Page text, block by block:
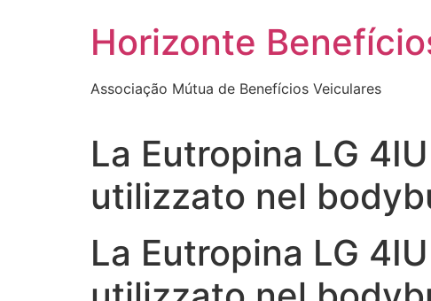
Horizonte
Associação Mútua de Benefícios Veiculares
La Eutropina LG
utilizzato nel
La Eutropina LG